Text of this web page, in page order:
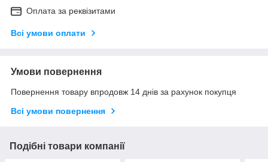
Оплата за реквізитами
Всі умови оплати
Умови повернення
Повернення товару впродовж 14 днів за рахунок покупця
Всі умови повернення
Подібні товари компанії